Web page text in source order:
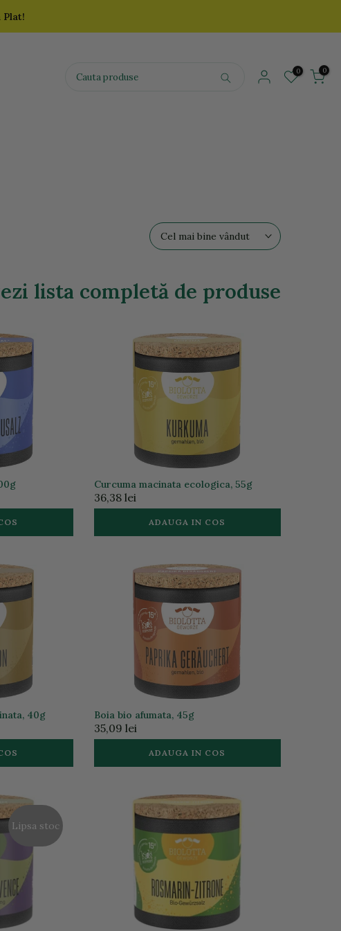
Plat!
0 0
Cel mai bine vândut
lista completă de produse
Curcuma macinata ecologica, 55g
36,38 lei
ADAUGA IN COS
40g Boia bio afumata, 45g
35,09 lei
ADAUGA IN COS
Lipsa stoc